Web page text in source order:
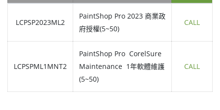
LCPSP2023ML2
PaintShop Pro 2023 商業政
府授權(5~50)
CALL
LCPSPML1MNT2
PaintShop Pro CorelSure
Maintenance 1年軟體維護
(5~50)
CALL